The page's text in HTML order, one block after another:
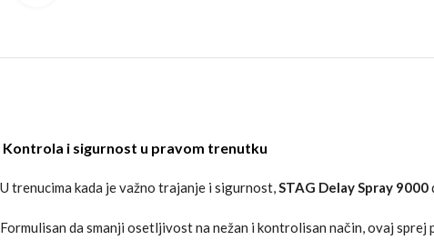
Kontrola i sigurnost u pravom trenutku
U trenucima kada je važno trajanje i sigurnost,STAG Delay Spray 9000
Formulisan da smanji osetljivost na nežan i kontrolisan način, ovaj